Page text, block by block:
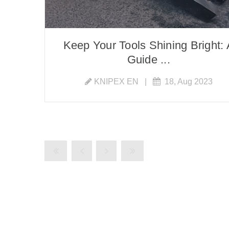
Keep Your Tools Shining Bright:
Guide ...
KNIPEX EN 18, Aug 2023